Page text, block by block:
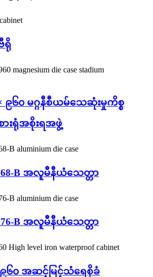
ရို
၉၆၀ မဂ္ဂနီစီယမ်သေဆုံးမှုကိစ္စ
ားရုံအစိုးရအဖွဲ့
B အလူမီနီယံသေတ္တာ
B အလူမီနီယံသေတ္တာ
၉၆၀ အဆင့်မြင့်သံရေစိုခံ